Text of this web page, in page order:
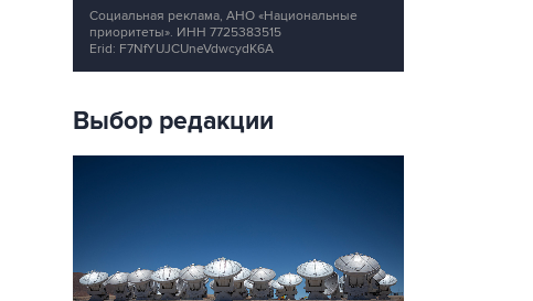
Социальная реклама, АНО «Национальные
приоритеты». ИНН 7725383515
Erid: F7NfYUJCUneVdwcydK6A
Выбор редакции